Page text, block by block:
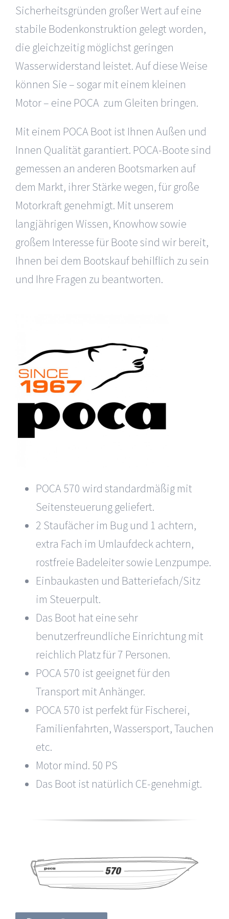
Sicherheitsgründen großer Wert auf eine
stabile Bodenkonstruktion gelegt worden,
die gleichzeitig möglichst geringen
Wasserwiderstand leistet. Auf diese Weise
können Sie – sogar mit einem kleinen
Motor – eine POCA zum Gleiten bringen.
Mit einem POCA Boot ist Ihnen Außen und
Innen Qualität garantiert. POCA-Boote sind
gemessen an anderen Bootsmarken auf
dem Markt, ihrer Stärke wegen, für große
Motorkraft genehmigt. Mit unserem
langjährigen Wissen, Knowhow sowie
großem Interesse für Boote sind wir bereit,
Ihnen bei dem Bootskauf behilflich zu sein
und Ihre Fragen zu beantworten.
POCA 570 wird standardmäßig mit
Seitensteuerung geliefert.
2 Staufächer im Bug und 1 achtern,
extra Fach im Umlaufdeck achtern,
rostfreie Badeleiter sowie Lenzpumpe.
Einbaukasten und Batteriefach/Sitz
im Steuerpult.
Das Boot hat eine sehr
benutzerfreundliche Einrichtung mit
reichlich Platz für 7 Personen.
POCA 570 ist geeignet für den
Transport mit Anhänger.
POCA 570 ist perfekt für Fischerei,
Familienfahrten, Wassersport, Tauchen
etc.
Motor mind. 50 PS
Das Boot ist natürlich CE-genehmigt.